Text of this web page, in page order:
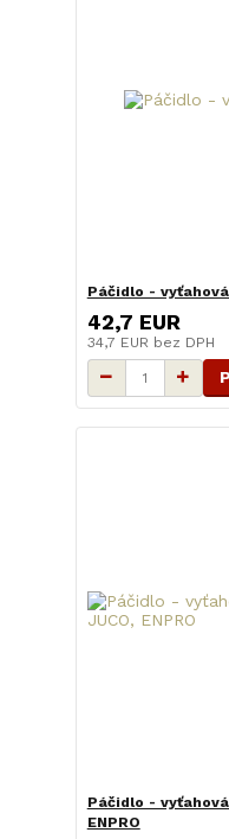
Páčidlo -
42,7 EUR
34,7 EUR bez DPH
Páčidlo -
ENPRO